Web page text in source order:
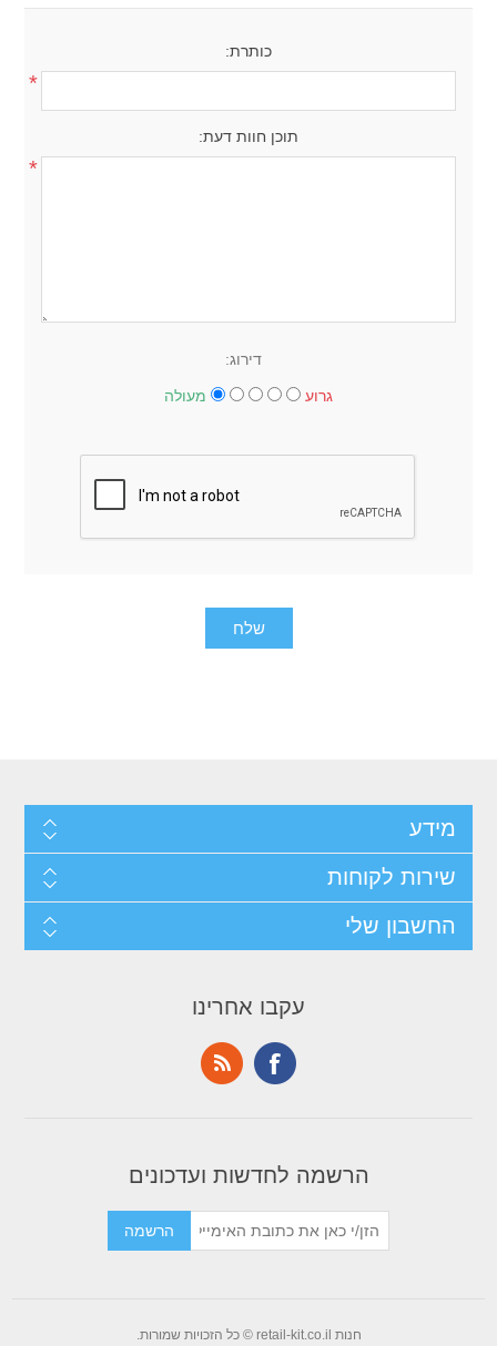
כותרת:
*
תוכן חוות דעת:
*
דירוג:
גרוע מעולה
מידע
שירות לקוחות
החשבון שלי
עקבו אחרינו
הרשמה לחדשות ועדכונים
חנות retail-kit.co.il © כל הזכויות שמורות.